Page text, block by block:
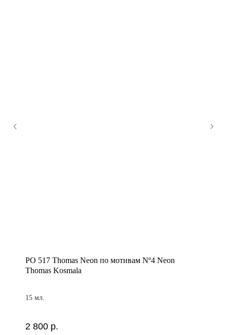
PO 517 Thomas Neon по мотивам Nº4 Neon
Thomas Kosmala
15 мл.
2 800 р.